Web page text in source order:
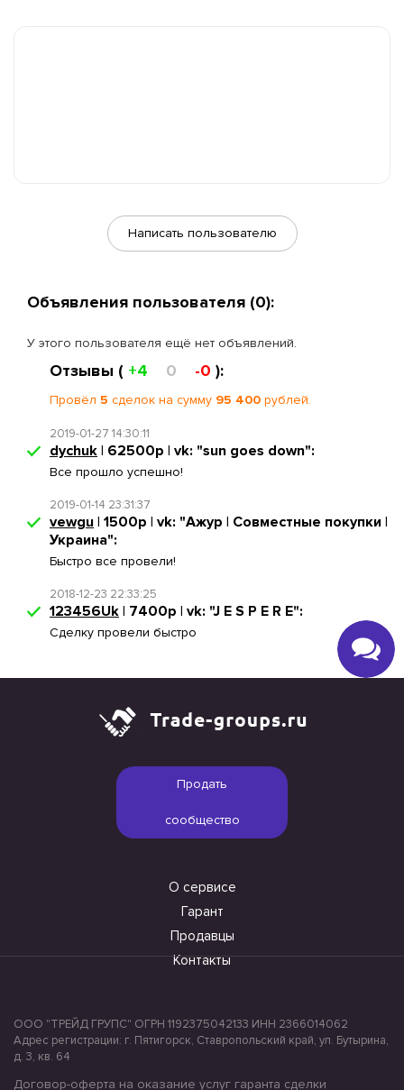
Написать пользователю
Объявления пользователя (0):
У этого пользователя ещё нет объявлений.
Отзывы ( +4 0 -0 ):
Провёл 5 сделок на сумму 95 400 рублей.
2019-01-27 14:30:11
dychuk | 62500р | vk: "sun goes down":
Все прошло успешно!
2019-01-14 23:31:37
vewgu | 1500р | vk: "Ажур | Совместные покупки |
Украина":
Быстро все провели!
2018-12-23 22:33:25
123456Uk | 7400р | vk: "J E S P E R E":
Сделку провели быстро
Продать
сообщество
О сервисе
Гарант
Продавцы
Контакты
ООО "ТРЕЙД ГРУПС" ОГРН 1192375042133 ИНН 2366014062
Адрес регистрации: г. Пятигорск, Ставропольский край, ул. Бутырина,
д. 3, кв. 64
Договор-оферта на оказание услуг гаранта сделки